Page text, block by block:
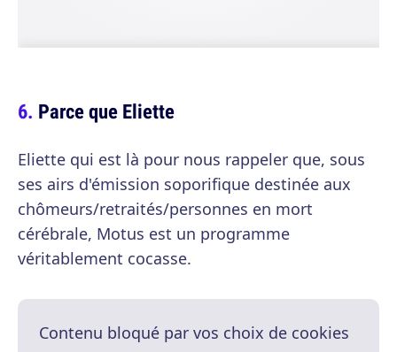
Parce que Eliette
Eliette qui est là pour nous rappeler que, sous
ses airs d'émission soporifique destinée aux
chômeurs/retraités/personnes en mort
cérébrale, Motus est un programme
véritablement cocasse.
Contenu bloqué par vos choix de cookies